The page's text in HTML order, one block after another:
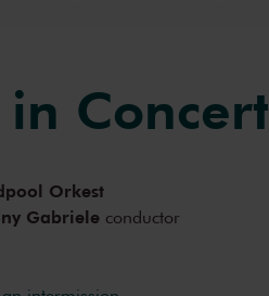
Concert
Orkest
Gabriele conductor